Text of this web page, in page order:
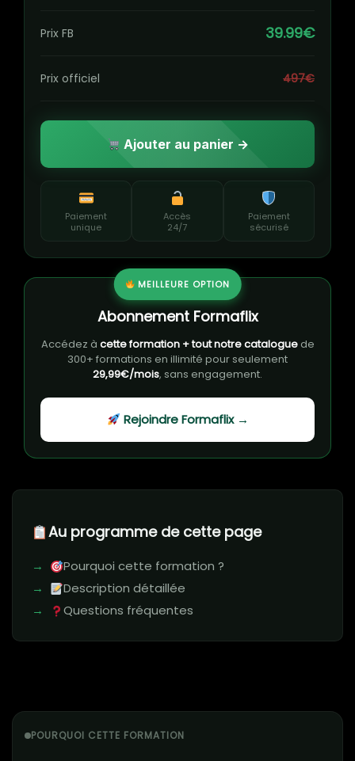
Au programme de cette page
Pourquoi cette formation ?
Description détaillée
Questions fréquentes
POURQUOI CETTE FORMATION
Prix FB 39.99€
Prix officiel 497€
Ajouter au panier →
Paiement
unique
Accès
24/7
Paiement
sécurisé
MEILLEURE OPTION
Abonnement Formaflix
Accédez à cette formation + tout notre cataloguede
300+ formations en illimité pour seulement
29,99€/mois, sans engagement.
Rejoindre Formaflix →